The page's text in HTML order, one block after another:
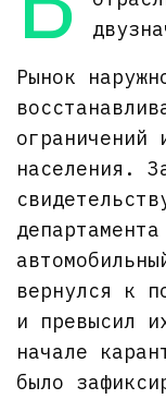
Рынок
ограничений
населения.
вернулся к
и превысил
начале
было